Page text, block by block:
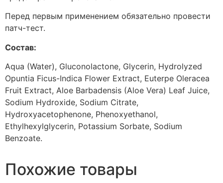
Перед первым применением обязательно провести
патч-тест.
Состав:
Aqua (Water), Gluconolactone, Glycerin, Hydrolyzed
Opuntia Ficus-Indica Flower Extract, Euterpe Oleracea
Fruit Extract, Aloe Barbadensis (Aloe Vera) Leaf Juice,
Sodium Hydroxide, Sodium Citrate,
Hydroxyacetophenone, Phenoxyethanol,
Ethylhexylglycerin, Potassium Sorbate, Sodium
Benzoate.
Похожие товары